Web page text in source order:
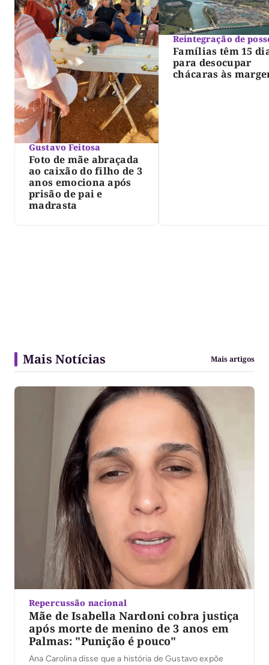
Gustavo Feitosa
Foto de mãe abraçada
ao caixão do filho de 3
anos emociona após
prisão de pai e
madrasta
Reintegração de
Famílias têm 15
para desocupar
chácaras às
Mais Notícias Mais artigos
Repercussão nacional
Mãe de Isabella Nardoni cobra justiça
após morte de menino de 3 anos em
Palmas: "Punição é pouco"
Ana Carolina disse que a história de Gustavo expõe